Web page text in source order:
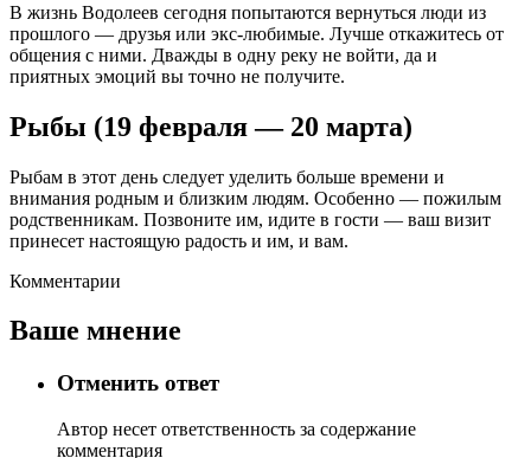
В жизнь Водолеев сегодня попытаются вернуться люди из
прошлого — друзья или экс-любимые. Лучше откажитесь от
общения с ними. Дважды в одну реку не войти, да и
приятных эмоций вы точно не получите.
Рыбы (19 февраля — 20 марта)
Рыбам в этот день следует уделить больше времени и
внимания родным и близким людям. Особенно — пожилым
родственникам. Позвоните им, идите в гости — ваш визит
принесет настоящую радость и им, и вам.
Комментарии
Ваше мнение
Отменить ответ
Автор несет ответственность за содержание
комментария